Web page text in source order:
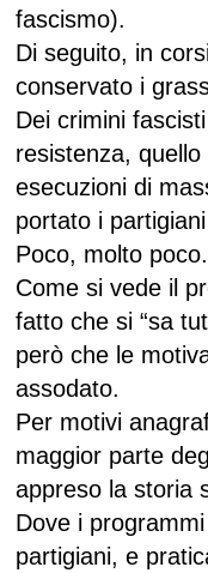
fascismo).
Di seguito, in
conservato i
Dei crimini
resistenza,
esecuzioni di
portato i
Poco, molto poco.
Come si vede il
fatto che si “sa
però che le
assodato.
Per motivi
maggior parte
appreso la storia
Dove i
partigiani, e